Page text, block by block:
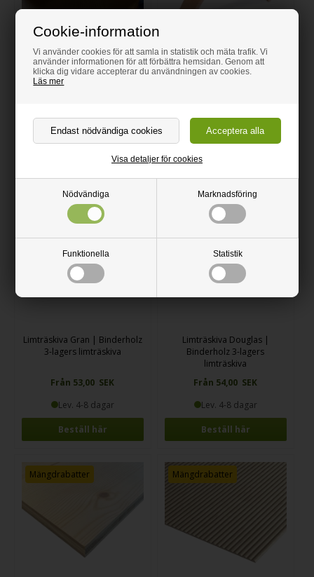
Cookie-information
Vi använder cookies för att samla in statistik och mäta trafik. Vi
använder informationen för att förbättra hemsidan. Genom att
klicka dig vidare accepterar du användningen av cookies.
Läs mer
Nödvändiga Marknadsföring
Funktionella Statistik
Visa detaljer för cookies
Böjbar MDF
Från 66,00 SEK
Lev. 4-8 dagar
Böjbar plywood
Från 85,00 SEK
Beställ här
Mängdrabatter
Limträskiva Gran | Binderholz
3-lagers limträskiva
Från 53,00 SEK
Lev. 4-8 dagar
Beställ här
Mängdrabatter
Limträskiva Douglas |
Binderholz 3-lagers
limträskiva
Från 54,00 SEK
Lev. 4-8 dagar
Beställ här
Mängdrabatter Mängdrabatter